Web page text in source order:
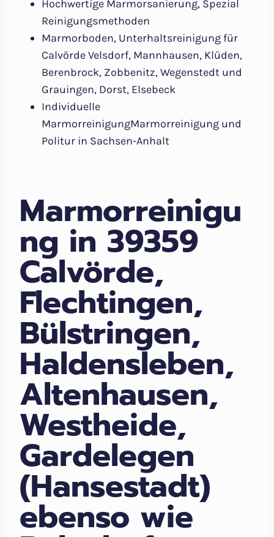
Hochwertige Marmorsanierung, Spezial
Reinigungsmethoden
Marmorboden, Unterhaltsreinigung für
Calvörde Velsdorf, Mannhausen, Klüden,
Berenbrock, Zobbenitz, Wegenstedt und
Grauingen, Dorst, Elsebeck
Individuelle
MarmorreinigungMarmorreinigung und
Politur in Sachsen-Anhalt
Marmorreinigu
ng in 39359
Calvörde,
Flechtingen,
Bülstringen,
Haldensleben,
Altenhausen,
Westheide,
Gardelegen
(Hansestadt)
ebenso wie